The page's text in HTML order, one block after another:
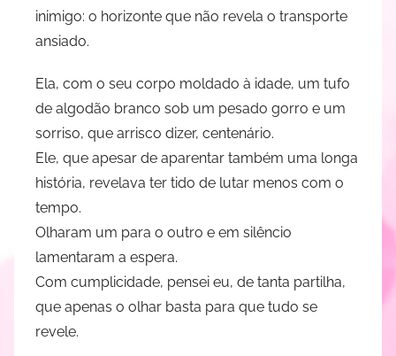
d
inimigo: o horizonte que não revela o transporte
ansiado.
Ela, com o seu corpo moldado à idade, um tufo
de algodão branco sob um pesado gorro e um
sorriso, que arrisco dizer, centenário.
Ele, que apesar de aparentar também uma longa
história, revelava ter tido de lutar menos com o
tempo.
Olharam um para o outro e em silêncio
lamentaram a espera.
Com cumplicidade, pensei eu, de tanta partilha,
que apenas o olhar basta para que tudo se
revele.